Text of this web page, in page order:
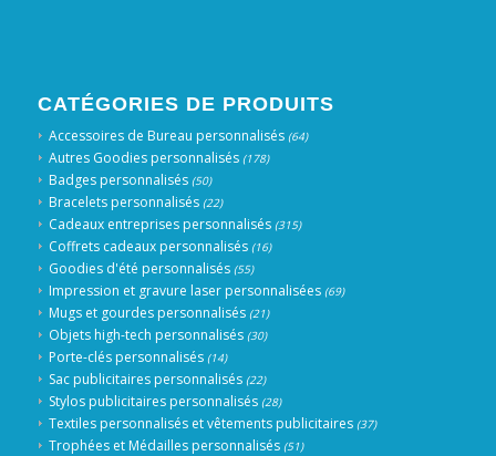
CATÉGORIES DE PRODUITS
Accessoires de Bureau personnalisés (64)
Autres Goodies personnalisés (178)
Badges personnalisés (50)
Bracelets personnalisés (22)
Cadeaux entreprises personnalisés (315)
Coffrets cadeaux personnalisés (16)
Goodies d'été personnalisés (55)
Impression et gravure laser personnalisées (69)
Mugs et gourdes personnalisés (21)
Objets high-tech personnalisés (30)
Porte-clés personnalisés (14)
Sac publicitaires personnalisés (22)
Stylos publicitaires personnalisés (28)
Textiles personnalisés et vêtements publicitaires (37)
Trophées et Médailles personnalisés (51)